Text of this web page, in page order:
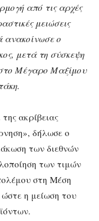
από τις αρχές
μειώσεις
ανακοίνωσε ο
μετά τη σύσκεψη
Μέγαρο Μαξίμου
ακρίβειας
δήλωσε ο
των διεθνών
των τιμών
στη Μέση
ώστε η μείωση του